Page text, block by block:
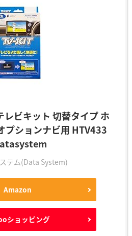
レビキット 切替タイプ ホ
プションナビ用 HTV433
テム(Data System)
Amazon
ショッピング